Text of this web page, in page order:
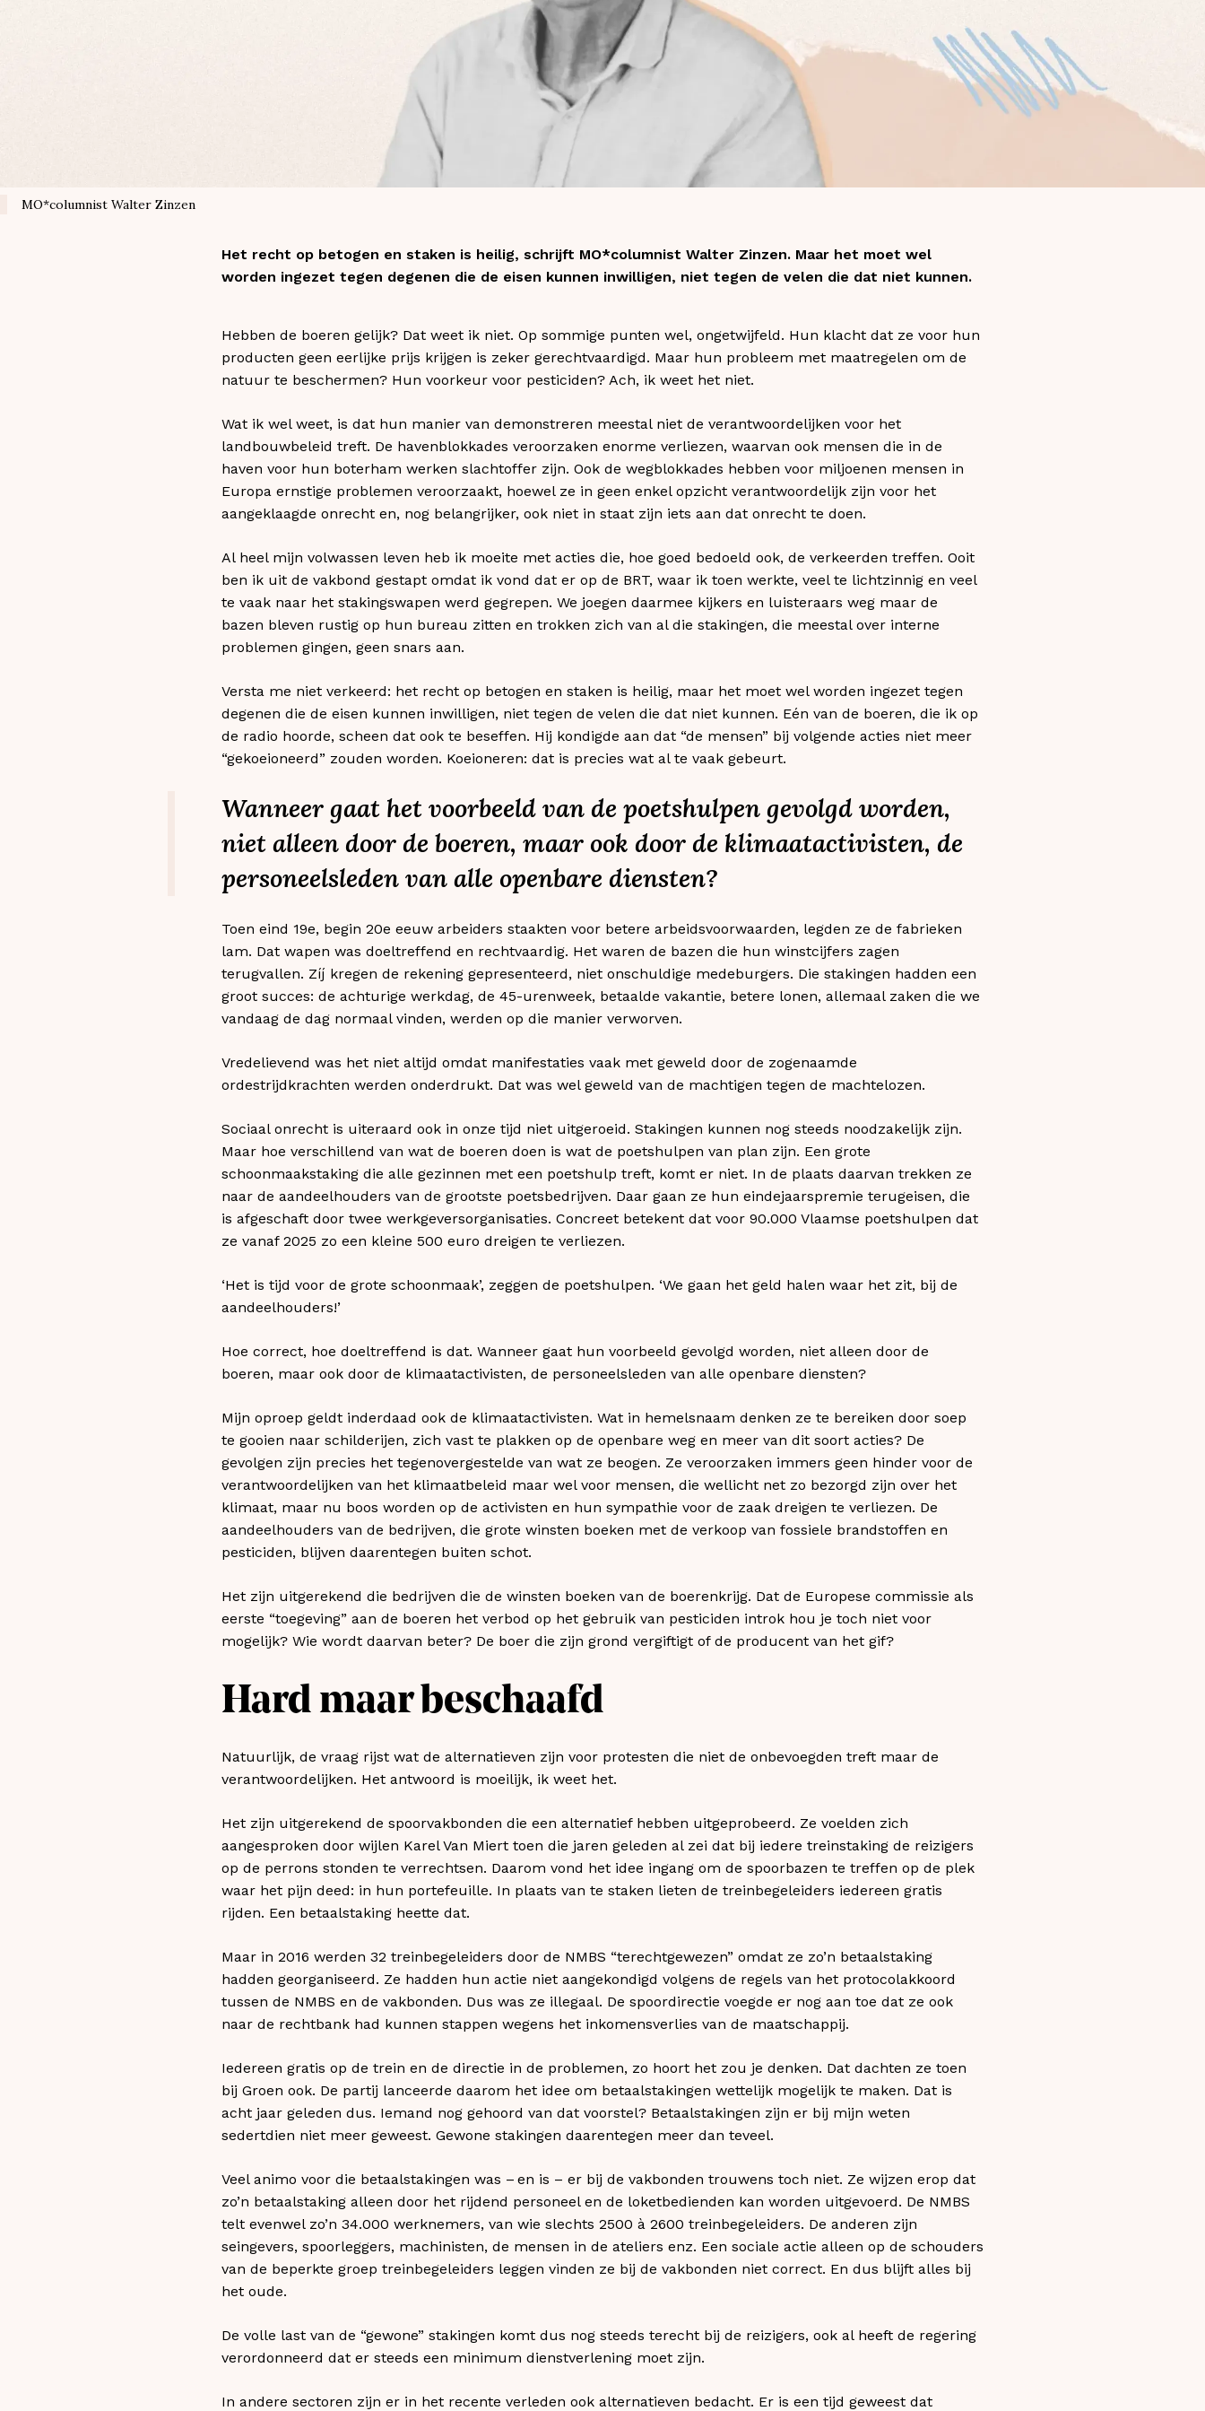
MO*columnist Walter Zinzen
Het recht op betogen en staken is heilig, schrijft MO*columnist Walter Zinzen. Maar het moet wel
worden ingezet tegen degenen die de eisen kunnen inwilligen, niet tegen de velen die dat niet kunnen.
Hebben de boeren gelijk? Dat weet ik niet. Op sommige punten wel, ongetwijfeld. Hun klacht dat ze voor hun
producten geen eerlijke prijs krijgen is zeker gerechtvaardigd. Maar hun probleem met maatregelen om de
natuur te beschermen? Hun voorkeur voor pesticiden? Ach, ik weet het niet.
Wat ik wel weet, is dat hun manier van demonstreren meestal niet de verantwoordelijken voor het
landbouwbeleid treft. De havenblokkades veroorzaken enorme verliezen, waarvan ook mensen die in de
haven voor hun boterham werken slachtoffer zijn. Ook de wegblokkades hebben voor miljoenen mensen in
Europa ernstige problemen veroorzaakt, hoewel ze in geen enkel opzicht verantwoordelijk zijn voor het
aangeklaagde onrecht en, nog belangrijker, ook niet in staat zijn iets aan dat onrecht te doen.
Al heel mijn volwassen leven heb ik moeite met acties die, hoe goed bedoeld ook, de verkeerden treffen. Ooit
ben ik uit de vakbond gestapt omdat ik vond dat er op de BRT, waar ik toen werkte, veel te lichtzinnig en veel
te vaak naar het stakingswapen werd gegrepen. We joegen daarmee kijkers en luisteraars weg maar de
bazen bleven rustig op hun bureau zitten en trokken zich van al die stakingen, die meestal over interne
problemen gingen, geen snars aan.
Versta me niet verkeerd: het recht op betogen en staken is heilig, maar het moet wel worden ingezet tegen
degenen die de eisen kunnen inwilligen, niet tegen de velen die dat niet kunnen. Eén van de boeren, die ik op
de radio hoorde, scheen dat ook te beseffen. Hij kondigde aan dat “de mensen” bij volgende acties niet meer
“gekoeioneerd” zouden worden. Koeioneren: dat is precies wat al te vaak gebeurt.
Wanneer gaat het voorbeeld van de poetshulpen gevolgd worden,
niet alleen door de boeren, maar ook door de klimaatactivisten, de
personeelsleden van alle openbare diensten?
Toen eind 19e, begin 20e eeuw arbeiders staakten voor betere arbeidsvoorwaarden, legden ze de fabrieken
lam. Dat wapen was doeltreffend en rechtvaardig. Het waren de bazen die hun winstcijfers zagen
terugvallen. Zíj kregen de rekening gepresenteerd, niet onschuldige medeburgers. Die stakingen hadden een
groot succes: de achturige werkdag, de 45-urenweek, betaalde vakantie, betere lonen, allemaal zaken die we
vandaag de dag normaal vinden, werden op die manier verworven.
Vredelievend was het niet altijd omdat manifestaties vaak met geweld door de zogenaamde
ordestrijdkrachten werden onderdrukt. Dat was wel geweld van de machtigen tegen de machtelozen.
Sociaal onrecht is uiteraard ook in onze tijd niet uitgeroeid. Stakingen kunnen nog steeds noodzakelijk zijn.
Maar hoe verschillend van wat de boeren doen is wat de poetshulpen van plan zijn. Een grote
schoonmaakstaking die alle gezinnen met een poetshulp treft, komt er niet. In de plaats daarvan trekken ze
naar de aandeelhouders van de grootste poetsbedrijven. Daar gaan ze hun eindejaarspremie terugeisen, die
is afgeschaft door twee werkgeversorganisaties. Concreet betekent dat voor 90.000 Vlaamse poetshulpen dat
ze vanaf 2025 zo een kleine 500 euro dreigen te verliezen.
‘Het is tijd voor de grote schoonmaak’, zeggen de poetshulpen. ‘We gaan het geld halen waar het zit, bij de
aandeelhouders!’
Hoe correct, hoe doeltreffend is dat. Wanneer gaat hun voorbeeld gevolgd worden, niet alleen door de
boeren, maar ook door de klimaatactivisten, de personeelsleden van alle openbare diensten?
Mijn oproep geldt inderdaad ook de klimaatactivisten. Wat in hemelsnaam denken ze te bereiken door soep
te gooien naar schilderijen, zich vast te plakken op de openbare weg en meer van dit soort acties? De
gevolgen zijn precies het tegenovergestelde van wat ze beogen. Ze veroorzaken immers geen hinder voor de
verantwoordelijken van het klimaatbeleid maar wel voor mensen, die wellicht net zo bezorgd zijn over het
klimaat, maar nu boos worden op de activisten en hun sympathie voor de zaak dreigen te verliezen. De
aandeelhouders van de bedrijven, die grote winsten boeken met de verkoop van fossiele brandstoffen en
pesticiden, blijven daarentegen buiten schot.
Het zijn uitgerekend die bedrijven die de winsten boeken van de boerenkrijg. Dat de Europese commissie als
eerste “toegeving” aan de boeren het verbod op het gebruik van pesticiden introk hou je toch niet voor
mogelijk? Wie wordt daarvan beter? De boer die zijn grond vergiftigt of de producent van het gif?
Hard maar beschaafd
Natuurlijk, de vraag rijst wat de alternatieven zijn voor protesten die niet de onbevoegden treft maar de
verantwoordelijken. Het antwoord is moeilijk, ik weet het.
Het zijn uitgerekend de spoorvakbonden die een alternatief hebben uitgeprobeerd. Ze voelden zich
aangesproken door wijlen Karel Van Miert toen die jaren geleden al zei dat bij iedere treinstaking de reizigers
op de perrons stonden te verrechtsen. Daarom vond het idee ingang om de spoorbazen te treffen op de plek
waar het pijn deed: in hun portefeuille. In plaats van te staken lieten de treinbegeleiders iedereen gratis
rijden. Een betaalstaking heette dat.
Maar in 2016 werden 32 treinbegeleiders door de NMBS “terechtgewezen” omdat ze zo’n betaalstaking
hadden georganiseerd. Ze hadden hun actie niet aangekondigd volgens de regels van het protocolakkoord
tussen de NMBS en de vakbonden. Dus was ze illegaal. De spoordirectie voegde er nog aan toe dat ze ook
naar de rechtbank had kunnen stappen wegens het inkomensverlies van de maatschappij.
Iedereen gratis op de trein en de directie in de problemen, zo hoort het zou je denken. Dat dachten ze toen
bij Groen ook. De partij lanceerde daarom het idee om betaalstakingen wettelijk mogelijk te maken. Dat is
acht jaar geleden dus. Iemand nog gehoord van dat voorstel? Betaalstakingen zijn er bij mijn weten
sedertdien niet meer geweest. Gewone stakingen daarentegen meer dan teveel.
Veel animo voor die betaalstakingen was – en is – er bij de vakbonden trouwens toch niet. Ze wijzen erop dat
zo’n betaalstaking alleen door het rijdend personeel en de loketbedienden kan worden uitgevoerd. De NMBS
telt evenwel zo’n 34.000 werknemers, van wie slechts 2500 à 2600 treinbegeleiders. De anderen zijn
seingevers, spoorleggers, machinisten, de mensen in de ateliers enz. Een sociale actie alleen op de schouders
van de beperkte groep treinbegeleiders leggen vinden ze bij de vakbonden niet correct. En dus blijft alles bij
het oude.
De volle last van de “gewone” stakingen komt dus nog steeds terecht bij de reizigers, ook al heeft de regering
verordonneerd dat er steeds een minimum dienstverlening moet zijn.
In andere sectoren zijn er in het recente verleden ook alternatieven bedacht. Er is een tijd geweest dat